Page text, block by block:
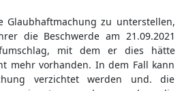
Glaubhaftmachung zu unterstellen,
die Beschwerde am 21.09.2021
mit dem er dies hätte
mehr vorhanden. In dem Fall kann
verzichtet werden und. die